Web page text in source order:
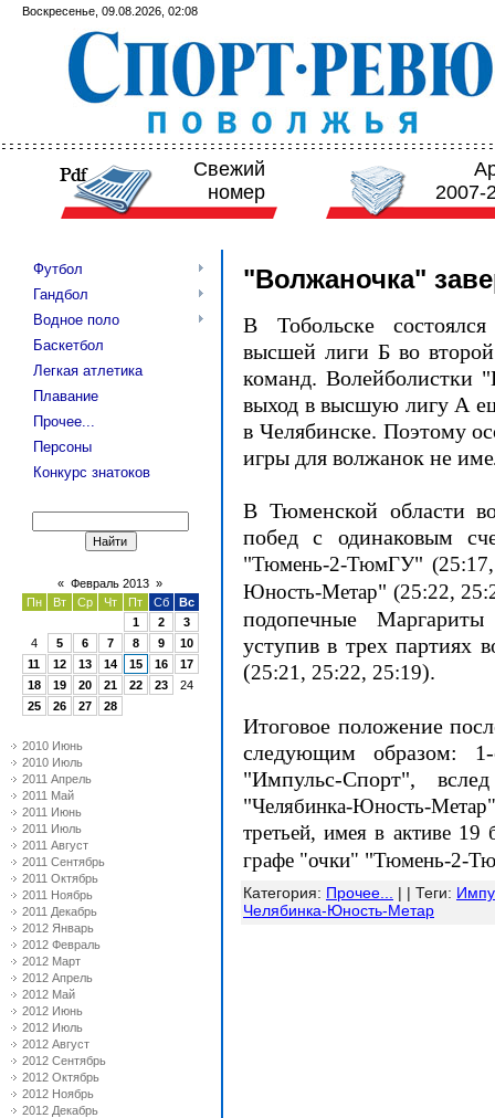
Воскресенье, 09.08.2026, 02:08
Свежий
номер
2007-
Футбол
Гандбол
Водное поло
Баскетбол
Легкая атлетика
Плавание
Прочее...
Персоны
Конкурс знатоков
« Февраль 2013 »
Пн
Вт Ср Чт Пт Сб
Вс
1
2
3
4
5 6 7 8 9
10
11
12 13 14 15 16
17
18
19 20 21 22 23
24
25
26 27 28
2010 Июнь
2010 Июль
2011 Апрель
2011 Май
2011 Июнь
2011 Июль
2011 Август
2011 Сентябрь
2011 Октябрь
2011 Ноябрь
2011 Декабрь
2012 Январь
2012 Февраль
2012 Март
2012 Апрель
2012 Май
2012 Июнь
2012 Июль
2012 Август
2012 Сентябрь
2012 Октябрь
2012 Ноябрь
2012 Декабрь
"Волжаночка"
В Тобольске
высшей лиги Б во
команд. Волейболистки
выход в высшую лигу А
в Челябинске. Поэтому
игры для волжанок не
В Тюменской области
побед с одинаковым
"Тюмень-2-ТюмГУ"
Юность-Метар" (25:22,
подопечные
уступив в трех партиях
(25:21, 25:22, 25:19).
Итоговое положение
следующим образом:
"Импульс-Спорт",
"Челябинка-Юность-
третьей, имея в активе 19
графе "очки" "Тюмень-2-
Категория: Прочее... | | Теги:
Челябинка-Юность-Метар